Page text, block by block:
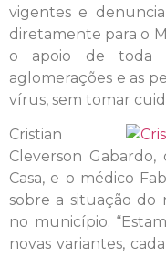
vigentes e
diretamente para o
o apoio de toda
aglomerações e as
vírus, sem tomar
Cristian
Cleverson
Casa, e o médico
sobre a situação do
no município.
novas variantes,